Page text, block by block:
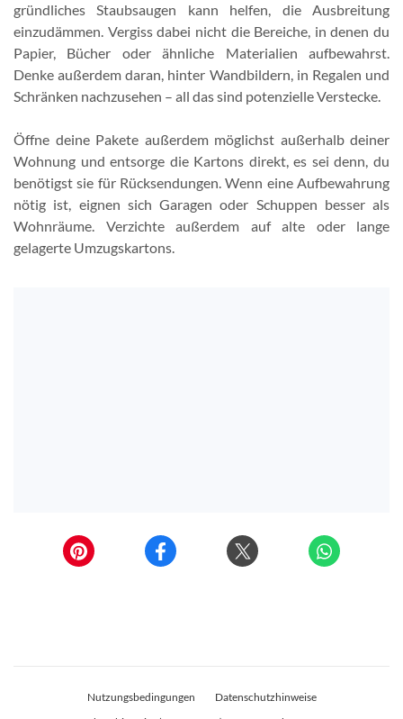
gründliches Staubsaugen kann helfen, die Ausbreitung
einzudämmen. Vergiss dabei nicht die Bereiche, in denen du
Papier, Bücher oder ähnliche Materialien aufbewahrst.
Denke außerdem daran, hinter Wandbildern, in Regalen und
Schränken nachzusehen – all das sind potenzielle Verstecke.
Öffne deine Pakete außerdem möglichst außerhalb deiner
Wohnung und entsorge die Kartons direkt, es sei denn, du
benötigst sie für Rücksendungen. Wenn eine Aufbewahrung
nötig ist, eignen sich Garagen oder Schuppen besser als
Wohnräume. Verzichte außerdem auf alte oder lange
gelagerte Umzugskartons.
Nutzungsbedingungen
Datenschutzhinweise